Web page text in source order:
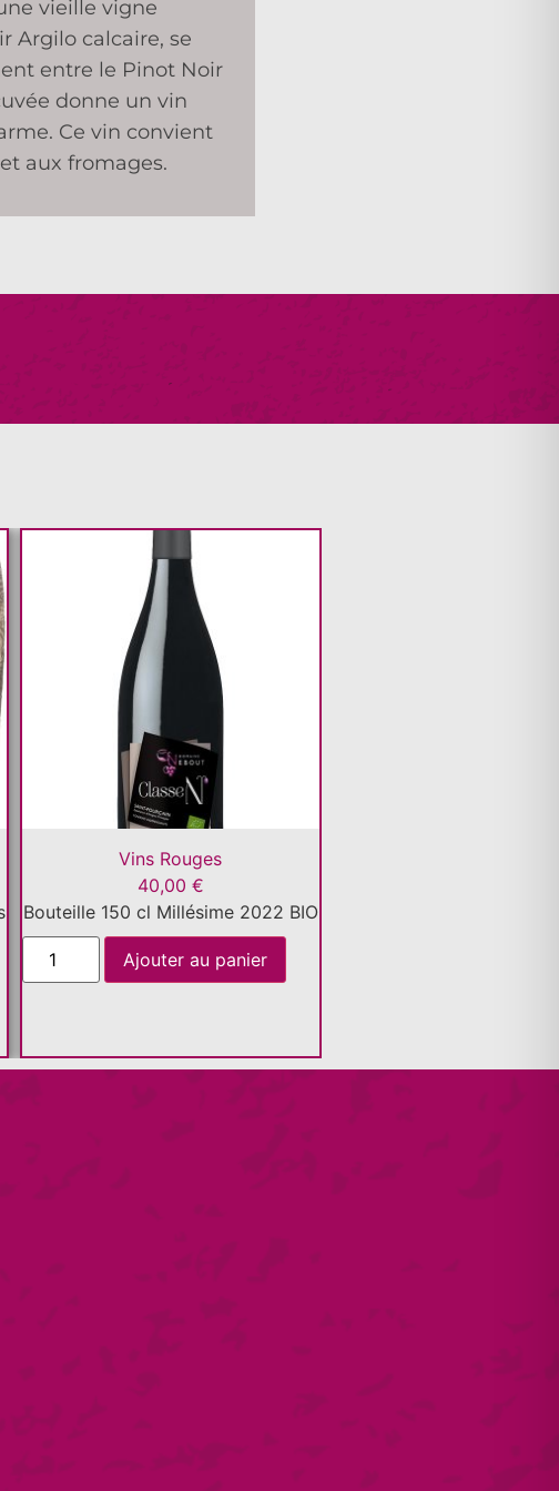
vieille vigne
Argilo calcaire, se
entre le Pinot Noir
donne un vin
Ce vin convient
aux fromages.
Vins Rouges
40,00 €
Bouteille 150 cl Millésime 2022 BIO
Ajouter au panier